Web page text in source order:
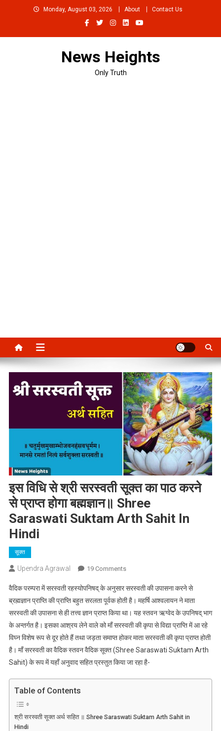
Monday, August 03, 2026 About Contact Us
News Heights
Only Truth
इस विधि से श्री सरस्वती सूक्त का पाठ करने
से प्राप्त होगा बह्मज्ञान॥ Shree
Saraswati Suktam Arth Sahit In
Hindi
सूक्त
Upendra Agrawal 19 CommentsOn
विधि
से
श्री
सरस्वती
सूक्त
का
पाठ
बह्मज्ञान॥
वैदिक परम्परा में सरस्वती रहस्योपनिषद् के अनुसार सरस्वती की उपासना करने से
ब्रह्मज्ञान प्राप्ति की प्राप्ति बहुत सरलता पूर्वक होती है। महर्षि आश्वलायन ने माता
सरस्वती की उपासना से ही तत्त्व ज्ञान प्राप्त किया था। यह स्तवन ऋग्वेद के उपनिषद् भाग
के अन्तर्गत है। इसका आश्रय लेने वाले को माँ सरस्वती की कृपा से विद्या प्राप्ति में आ रहे
विघ्न विशेष रूप से दूर होते हैं तथा जड़ता समाप्त होकर माता सरस्वती की कृपा प्राप्त होती
है। माँ सरस्वती का वैदिक स्तवन वैदिक सूक्त (Shree Saraswati Suktam Arth
Sahit) के रूप में यहाँ अनुवाद सहित प्रस्तुत किया जा रहा है-
Table of Contents
श्री सरस्वती सूक्त अर्थ सहित ॥ Shree Saraswati Suktam Arth Sahit in
Hindi